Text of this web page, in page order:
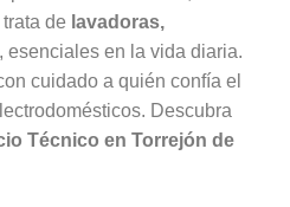
de lavadoras,
, esenciales en la vida diaria.
cuidado a quién confía el
Descubra
Técnico en Torrejón de